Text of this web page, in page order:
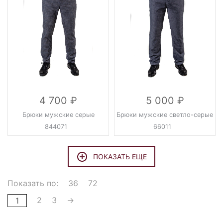
4 700
Брюки мужские серые
844071
5 000
Брюки мужские светло-серые
66011
ПОКАЗАТЬ ЕЩЕ
Показать по: 36
72
1
2 3 →